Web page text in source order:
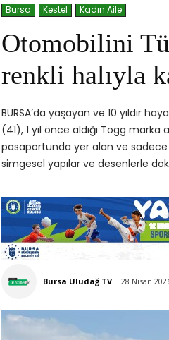
Bursa
Kestel Kadın Aile
Otomobilini
renkli halıyla
BURSA’da yaşayan ve 10 yıldır
(41), 1 yıl önce aldığı Togg
pasaportunda yer alan ve sadece
simgesel yapılar ve desenlerle
Bursa Uludağ TV 28 Nisan